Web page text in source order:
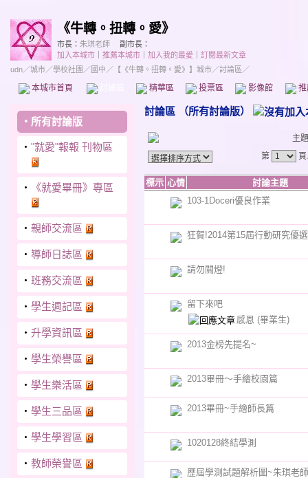
《牛轉。扭轉。愛》
市長： 朱琪老師
副市長：
加入本城市
推薦本城市 加入我的最愛
訂閱最新文章
udn／城市／學校社團 ／國中 ／ 【《牛轉。扭轉。愛》】城市／討論區／
本城市首頁 精華區 投票區 影像館
‧ 所有討論版
‧ "就愛"報報 刊物區
‧ 《就愛畢冊》專區
‧ 親師交流區
‧ 導師日誌區
‧ 班務交流區
‧ 學生週記區
‧ 升學資訊區
‧ 學生榮譽區
‧ 學生樂活區
‧ 學生三品區
‧ 學生學習區
‧ 教師榮譽區
討論區 （所有討論版）
主題
第
標示 心情
討論主題
103-1Doceri優良作業
狂賀!2014第15屆行動研究優
請勿關燈!
留下來吧
感恩 (畢業生)
2013金榜先提名~
2013畢冊〜手繪校園篇
2013畢冊~手繪師長篇
1020128終結學測
歷屆學測試題解析圖~朱琪老